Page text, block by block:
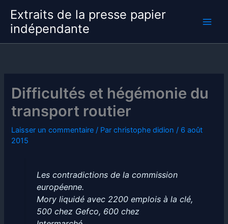
contenu
Extraits de la presse papier
indépendante
Difficultés et hégémonie du
transport routier
Laisser un commentaire / Parchristophe didion / 6 août
2015
Les contradictions de la commission
européenne.
Mory liquidé avec 2200 emplois à la clé,
500 chez Gefco, 600 chez